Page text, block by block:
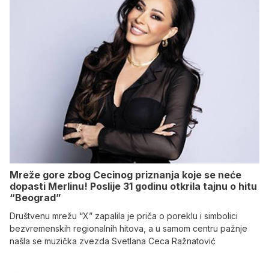
Mreže gore zbog Cecinog priznanja koje se neće
dopasti Merlinu! Poslije 31 godinu otkrila tajnu o hitu
“Beograd”
Društvenu mrežu “X” zapalila je priča o poreklu i simbolici
bezvremenskih regionalnih hitova, a u samom centru pažnje
našla se muzička zvezda Svetlana Ceca Ražnatović